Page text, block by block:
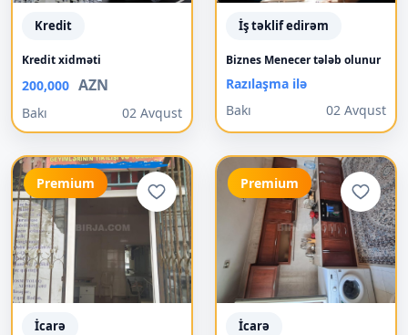
Kredit
Kredit xidməti
200,000 AZN
Bakı 02 Avqust
İş təklif edirəm
Biznes Menecer tələb olunur
Razılaşma ilə
Bakı
02 Avqust
Premium
İcarə
Premium
İcarə